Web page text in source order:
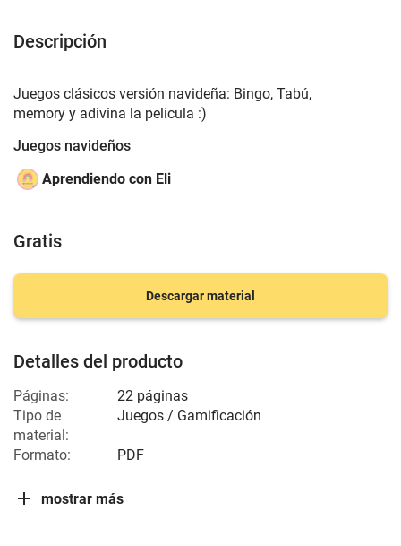
Descripción
Juegos clásicos versión navideña: Bingo, Tabú,
memory y adivina la película :)
Juegos navideños
Aprendiendo con Eli
Gratis
Descargar material
Detalles del producto
Páginas:
22 páginas
Tipo de
material:
Juegos / Gamificación
Formato: PDF
mostrar más